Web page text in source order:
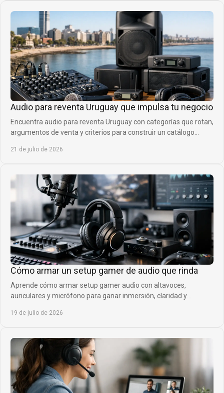
Audio para reventa Uruguay que impulsa tu negocio
Encuentra audio para reventa Uruguay con categorías que rotan,
argumentos de venta y criterios para construir un catálogo
21 de julio de 2026
Cómo armar un setup gamer de audio que rinda
Aprende cómo armar setup gamer audio con altavoces,
auriculares y micrófono para ganar inmersión, claridad y
19 de julio de 2026